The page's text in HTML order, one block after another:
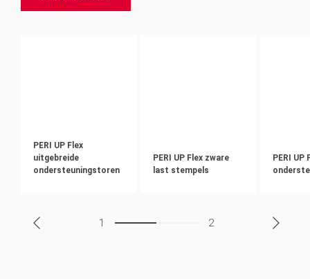
PERI UP Flex
uitgebreide
ondersteuningstoren
PERI UP Flex zware
last stempels
PERI UP
1 2